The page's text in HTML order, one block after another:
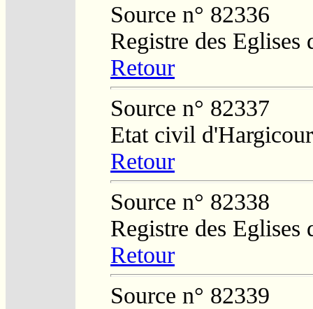
Source n° 82336
Registre des Eglises
Retour
Source n° 82337
Etat civil
Retour
Source n° 82338
Registre des Eglises
Retour
Source n° 82339